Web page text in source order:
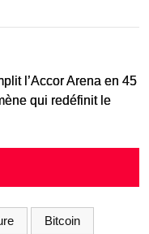
l’Accor Arena en 45
qui redéfinit le
Bitcoin